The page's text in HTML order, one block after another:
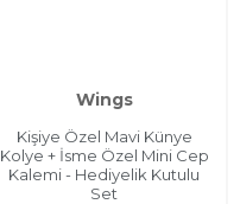
Wings
Kişiye Özel Mavi Künye
Kolye + İsme Özel Mini Cep
Kalemi - Hediyelik Kutulu
Set